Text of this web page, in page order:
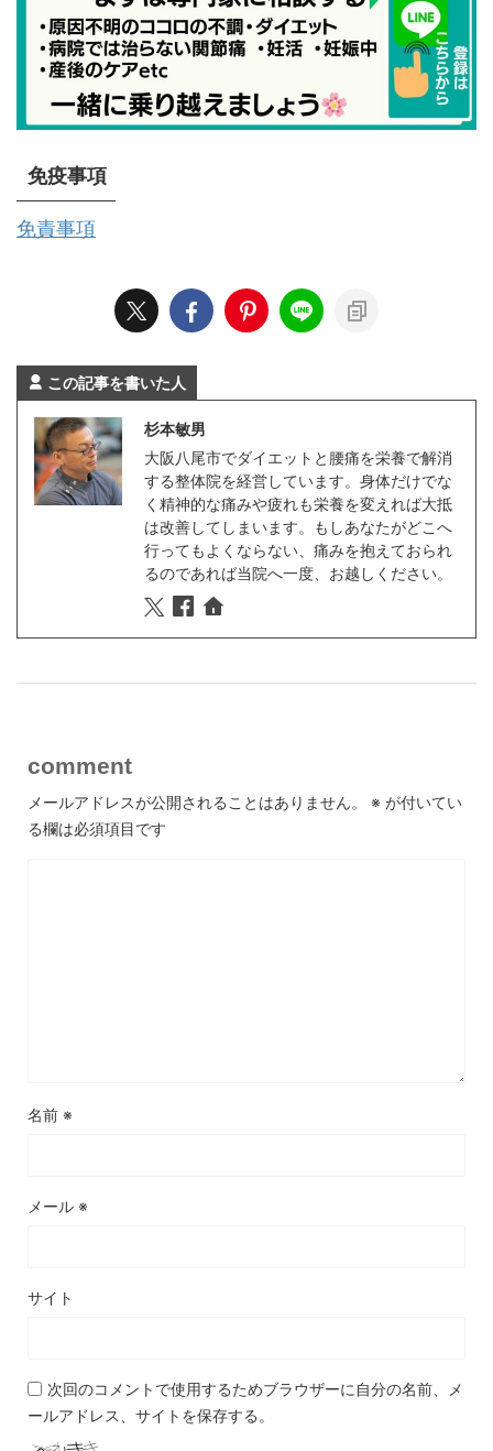
免疫事項
免責事項
この記事を書いた人
杉本敏男
大阪八尾市でダイエットと腰痛を栄養で解消
する整体院を経営しています。身体だけでな
く精神的な痛みや疲れも栄養を変えれば大抵
は改善してしまいます。もしあなたがどこへ
行ってもよくならない、痛みを抱えておられ
るのであれば当院へ一度、お越しください。
comment
メールアドレスが公開されることはありません。 ※ が付いてい
る欄は必須項目です
名前 ※
メール ※
サイト
次回のコメントで使用するためブラウザーに自分の名前、メ
ールアドレス、サイトを保存する。